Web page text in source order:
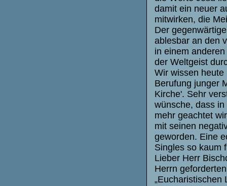
damit ein neuer
mitwirken, die
Der
ablesbar an den
in einem
der Weltgeist
Wir wissen
Berufung junger
Kirche'. Sehr
wünsche, dass
mehr geachtet
mit seinen
geworden. Eine
Singles so kaum
Lieber Herr
Herrn
„Eucharistischen